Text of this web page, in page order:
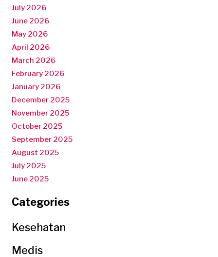
July 2026
June 2026
May 2026
April 2026
March 2026
February 2026
January 2026
December 2025
November 2025
October 2025
September 2025
August 2025
July 2025
June 2025
Categories
Kesehatan
Medis